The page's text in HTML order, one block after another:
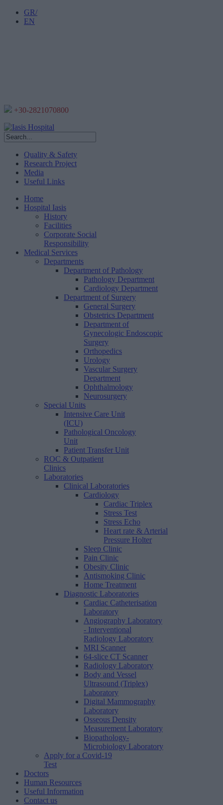
GR/
EN
+30-2821070800
Quality & Safety
Research Project
Media
Useful Links
Home
Hospital Iasis
History
Facilities
Corporate Social
Responsibility
Medical Services
Departments
Department of Pathology
Pathology Department
Cardiology Department
Department of Surgery
General Surgery
Obstetrics Department
Department of
Gynecologic Endoscopic
Surgery
Orthopedics
Urology
Vascular Surgery
Department
Ophthalmology
Neurosurgery
Special Units
Intensive Care Unit
(ICU)
Pathological Oncology
Unit
Patient Transfer Unit
ROC & Outpatient
Clinics
Laboratories
Clinical Laboratories
Cardiology
Cardiac Triplex
Stress Test
Stress Echo
Heart rate & Arterial
Pressure Holter
Sleep Clinic
Pain Clinic
Obesity Clinic
Antismoking Clinic
Home Treatment
Diagnostic Laboratories
Cardiac Catheterisation
Laboratory
Angiography Laboratory
- Interventional
Radiology Laboratory
MRI Scanner
64-slice CT Scanner
Radiology Laboratory
Body and Vessel
Ultrasound (Triplex)
Laboratory
Digital Mammography
Laboratory
Osseous Density
Measurement Laboratory
Biopathology-
Microbiology Laboratory
Apply for a Covid-19
Test
Doctors
Human Resources
Useful Information
Contact us